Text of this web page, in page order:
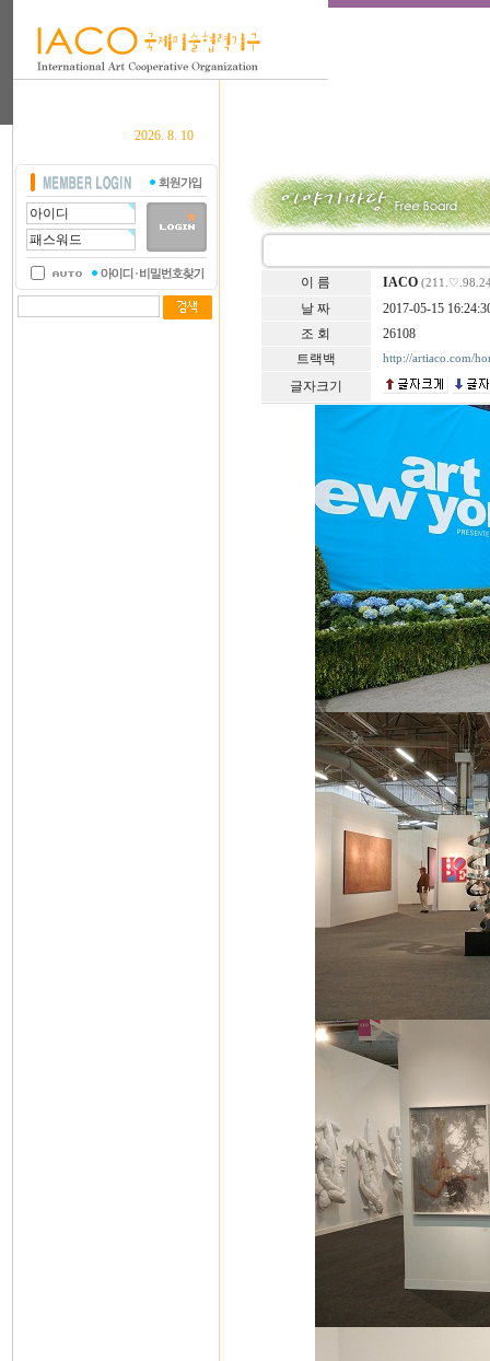
2026. 8. 10
이 름 IACO
날 짜
2017-05-15
조 회
26108
트랙백
http://artiaco.com/
글자크기